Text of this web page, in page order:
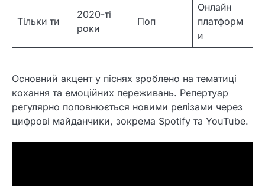
Тільки ти
2020-ті
роки
Поп
Онлайн
платформ
и
Основний акцент у піснях зроблено на тематиці
кохання та емоційних переживань. Репертуар
регулярно поповнюється новими релізами через
цифрові майданчики, зокрема Spotify та YouTube.